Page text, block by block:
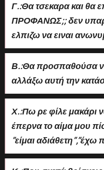
Γ.:Θα τσεκαρα και θα
ΠΡΟΦΑΝΩΣ;; δεν
ελπιζω να ειναι
Β.:Θα προσπαθούσα
αλλάξω αυτή την
Χ.:Πω ρε φίλε μακάρι
έπερνα το αίμα μου
”είμαι